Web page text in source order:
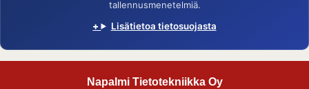
tallennusmenetelmiä.
Lisätietoa tietosuojasta
Napalmi Tietotekniikka Oy